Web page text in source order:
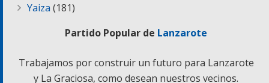
Yaiza (181)
Partido Popular de Lanzarote
Trabajamos por construir un futuro para Lanzarote
y La Graciosa, como desean nuestros vecinos.